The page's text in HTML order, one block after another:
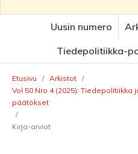
Uusin numero
Tiedepolitiikka-
Etusivu / Arkistot /
Vol 50 Nro 4 (2025):
päätökset
/
Kirja-arviot